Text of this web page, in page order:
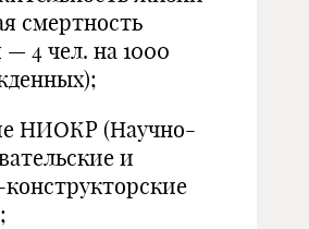
смертность
4 чел. на 1000
НИОКР (Научно-
и